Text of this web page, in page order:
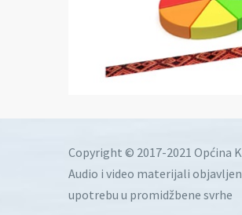
Copyright © 2017-2021 Općina
Audio i video materijali
upotrebu u promidžbene svrhe